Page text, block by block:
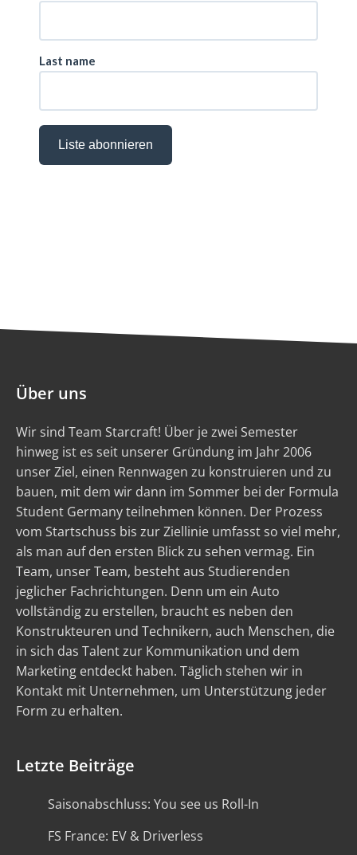
Über uns
Wir sind Team Starcraft! Über je zwei Semester
hinweg ist es seit unserer Gründung im Jahr 2006
unser Ziel, einen Rennwagen zu konstruieren und zu
bauen, mit dem wir dann im Sommer bei der Formula
Student Germany teilnehmen können. Der Prozess
vom Startschuss bis zur Ziellinie umfasst so viel mehr,
als man auf den ersten Blick zu sehen vermag. Ein
Team, unser Team, besteht aus Studierenden
jeglicher Fachrichtungen. Denn um ein Auto
vollständig zu erstellen, braucht es neben den
Konstrukteuren und Technikern, auch Menschen, die
in sich das Talent zur Kommunikation und dem
Marketing entdeckt haben. Täglich stehen wir in
Kontakt mit Unternehmen, um Unterstützung jeder
Form zu erhalten.
Letzte Beiträge
Saisonabschluss: You see us Roll-In
FS France: EV & Driverless